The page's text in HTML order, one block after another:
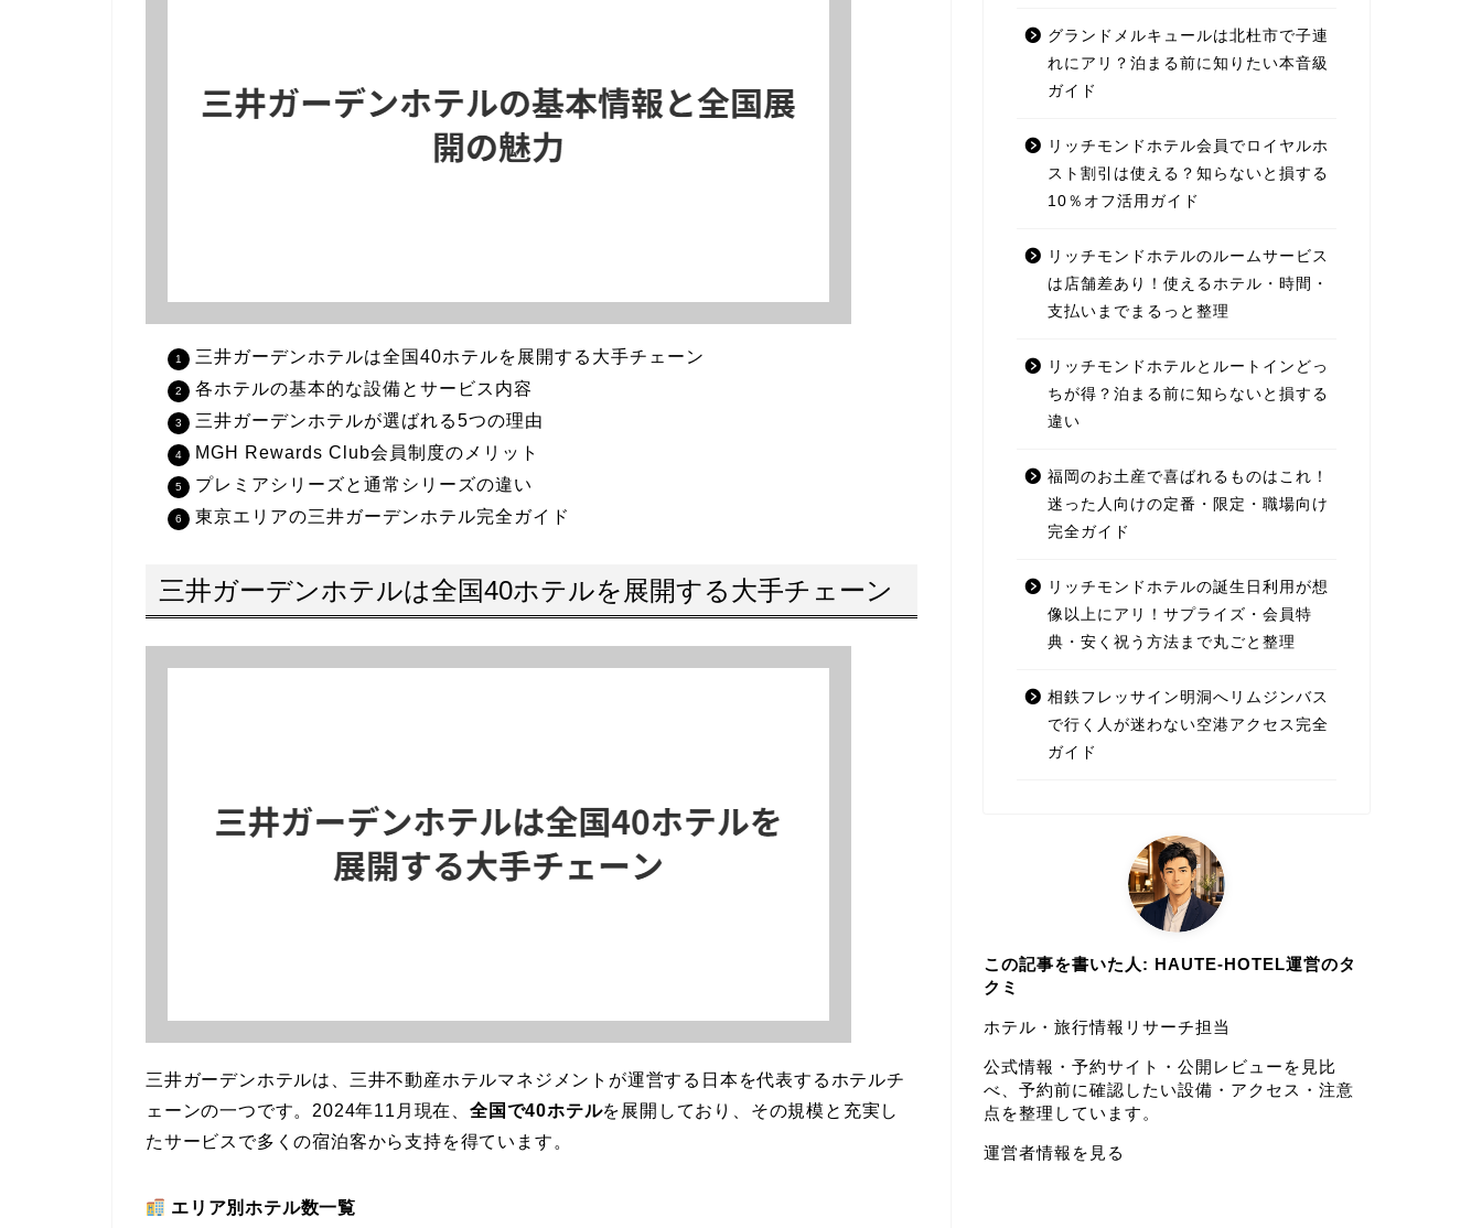
三井ガーデンホテルは全国40ホテルを展開する大手チェーン
各ホテルの基本的な設備とサービス内容
三井ガーデンホテルが選ばれる5つの理由
MGH Rewards Club会員制度のメリット
プレミアシリーズと通常シリーズの違い
東京エリアの三井ガーデンホテル完全ガイド
三井ガーデンホテルは全国40ホテルを展開する大手チェーン
三井ガーデンホテルは、三井不動産ホテルマネジメントが運営する日本を代表するホテルチ
ェーンの一つです。2024年11月現在、 全国で40ホテルを展開しており、その規模と充実し
たサービスで多くの宿泊客から支持を得ています。
エリア別ホテル数一覧
グランドメルキュールは北杜市で子連
れにアリ？泊まる前に知りたい本音級
ガイド
リッチモンドホテル会員でロイヤルホ
スト割引は使える？知らないと損する
10％オフ活用ガイド
リッチモンドホテルのルームサービス
は店舗差あり！使えるホテル・時間・
支払いまでまるっと整理
リッチモンドホテルとルートインどっ
ちが得？泊まる前に知らないと損する
違い
福岡のお土産で喜ばれるものはこれ！
迷った人向けの定番・限定・職場向け
完全ガイド
リッチモンドホテルの誕生日利用が想
像以上にアリ！サプライズ・会員特
典・安く祝う方法まで丸ごと整理
相鉄フレッサイン明洞へリムジンバス
で行く人が迷わない空港アクセス完全
ガイド
この記事を書いた人: HAUTE-HOTEL運営のタ
クミ
ホテル・旅行情報リサーチ担当
公式情報・予約サイト・公開レビューを見比
べ、予約前に確認したい設備・アクセス・注意
点を整理しています。
運営者情報を見る